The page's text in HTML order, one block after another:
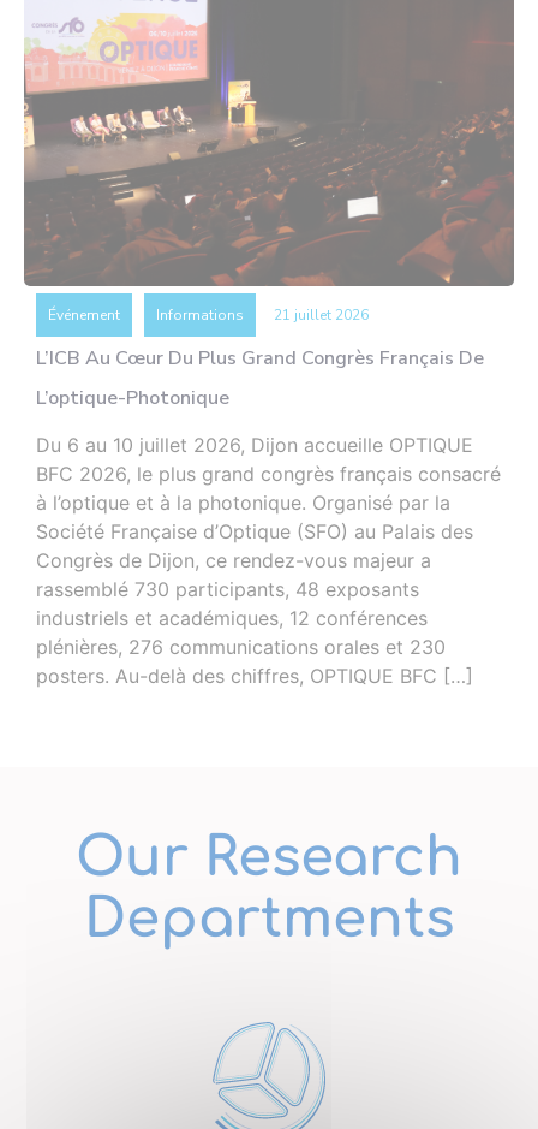
Événement Informations 21 juillet 2026
L’ICB Au Cœur Du Plus Grand Congrès Français De
L’optique-Photonique
Du 6 au 10 juillet 2026, Dijon accueille OPTIQUE
BFC 2026, le plus grand congrès français consacré
à l’optique et à la photonique. Organisé par la
Société Française d’Optique (SFO) au Palais des
Congrès de Dijon, ce rendez-vous majeur a
rassemblé 730 participants, 48 exposants
industriels et académiques, 12 conférences
plénières, 276 communications orales et 230
posters. Au-delà des chiffres, OPTIQUE BFC […]
Our Research
Departments